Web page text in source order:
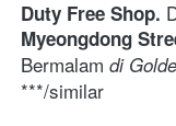
Duty Free Shop.
Myeongdong
Bermalam di
***/similar